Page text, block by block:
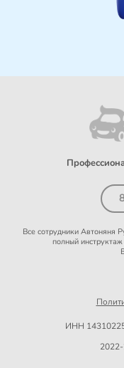
Все сотрудники Автоняня
полный
ИНН